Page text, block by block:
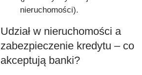
nieruchomości).
Udział w nieruchomości a
zabezpieczenie kredytu – co
akceptują banki?